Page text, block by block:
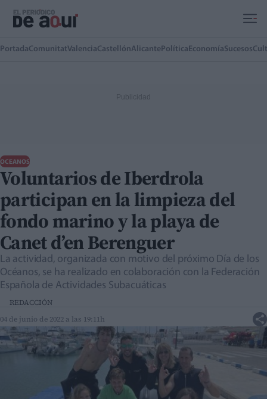
PortadaComunitatValenciaCastellónAlicante Política EconomíaSucesos
OCEANOS
Voluntarios de Iberdrola
participan en la limpieza del
fondo marino y la playa de
Canet d’en Berenguer
La actividad, organizada con motivo del próximo Día de los
Océanos, se ha realizado en colaboración con la Federación
Española de Actividades Subacuáticas
REDACCIÓN
04 de junio de 2022 a las 19:11h